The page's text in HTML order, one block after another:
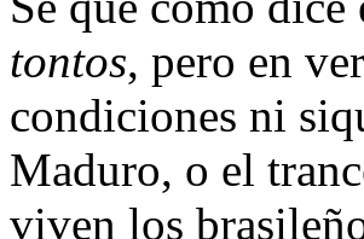
tontos, pero en
condiciones ni
Maduro, o el
viven los